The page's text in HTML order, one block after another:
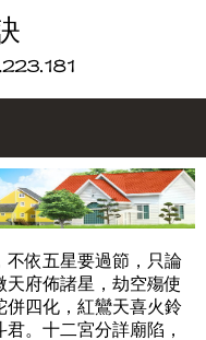
不依五星要過節，只論
府佈諸星，劫空殤使
併四化，紅鸞天喜火鈴
。十二宮分詳廟陷，